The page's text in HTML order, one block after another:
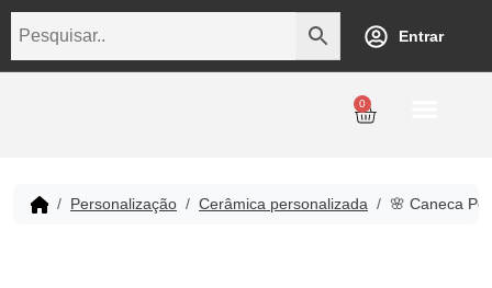
Entrar
0
Personalização Cerâmica personalizada 🌸 Caneca